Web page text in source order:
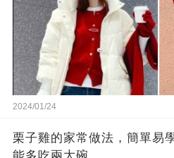
2024/01/24
栗子雞的家常做法，簡單易
能多吃兩大碗